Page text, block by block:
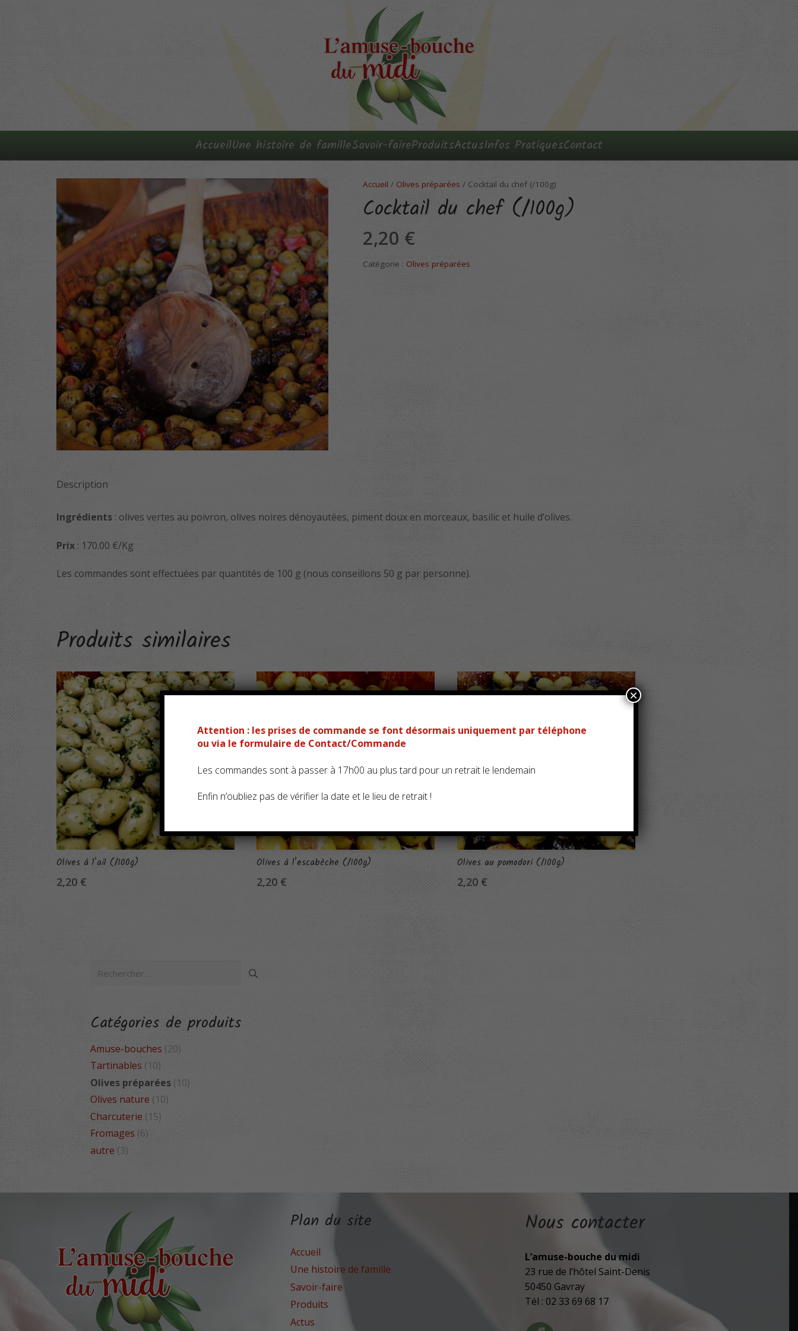
AccueilUne histoire de familleSavoir-faireProduitsActusInfos PratiquesContact
Accueil / Olives préparées / Cocktail du chef (/100g)
Cocktail du chef (/100g)
2,20 €
Catégorie : Olives préparées
Description
Ingrédients: olives vertes au poivron, olives noires dénoyautées, piment doux en morceaux, basilic et huile d’olives.
Prix: 170.00 €/Kg
Les commandes sont effectuées par quantités de 100 g (nous conseillons 50 g par personne).
Produits similaires
Olives à l’ail (/100g)
2,20 €
Olives à l’escabèche (/100g)
2,20 €
Olives au pomodori (/100g)
2,20 €
Catégories de produits
Amuse-bouches (20)
Tartinables (10)
Olives préparées (10)
Olives nature (10)
Charcuterie (15)
Fromages (6)
autre (3)
Plan du site
Accueil
Une histoire de famille
Savoir-faire
Produits
Actus
Nous contacter
L’amuse-bouche du midi
23 rue de l’hôtel Saint-Denis
50450 Gavray
Tél : 02 33 69 68 17
Attention : les prises de commande se font désormais uniquement par téléphone
ou via le formulaire de Contact/Commande
Les commandes sont à passer à 17h00 au plus tard pour un retrait le lendemain
Enfin n’oubliez pas de vérifier la date et le lieu de retrait !
×